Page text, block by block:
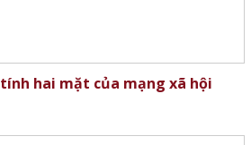
hai mặt của mạng xã hội